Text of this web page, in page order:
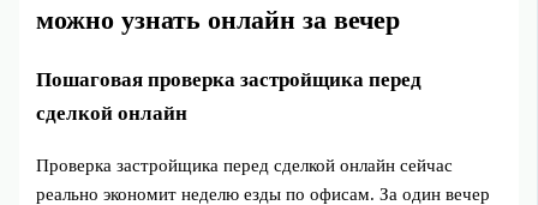
можно узнать онлайн за вечер
Пошаговая проверка застройщика перед
сделкой онлайн
Проверка застройщика перед сделкой онлайн сейчас
реально экономит неделю езды по офисам. За один вечер